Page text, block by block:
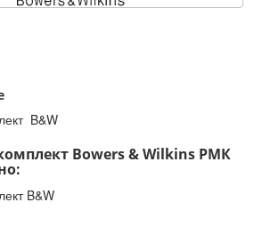
B&W
Bowers & Wilkins РМК
B&W